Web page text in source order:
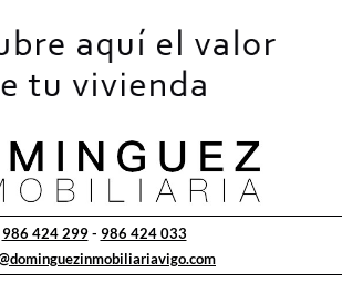
986 424 299- 986 424 033